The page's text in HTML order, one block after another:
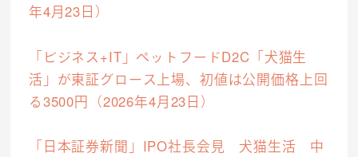
年4月23日）
「ビジネス+IT」ペットフードD2C「犬猫生
活」が東証グロース上場、初値は公開価格上回
る3500円（2026年4月23日）
「日本証券新聞」IPO社長会見 犬猫生活 中